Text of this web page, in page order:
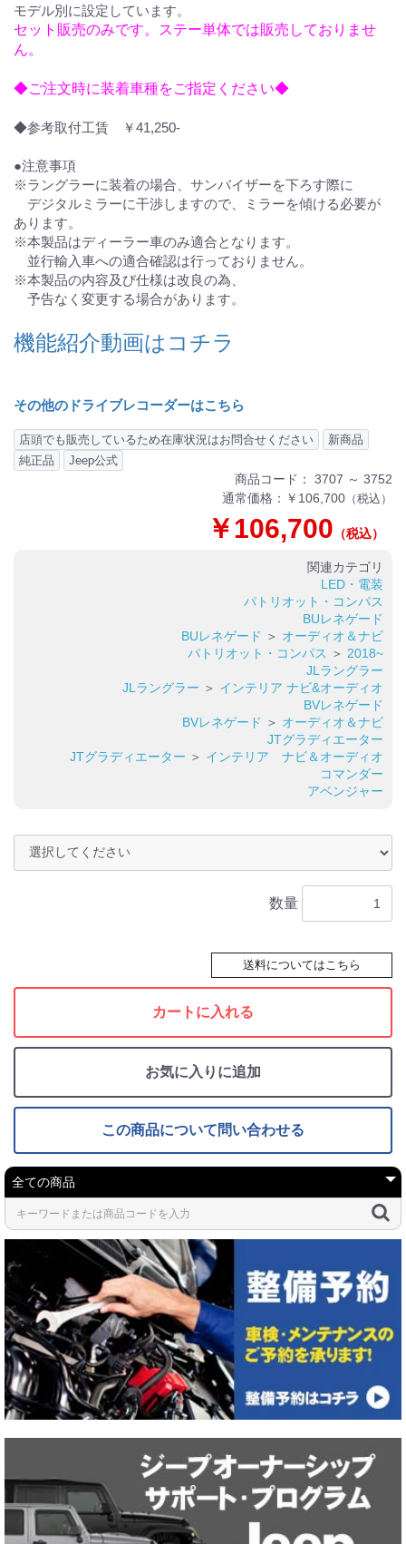
モデル別に設定しています。
セット販売のみです。ステー単体では販売しておりませ
ん。
◆ご注文時に装着車種をご指定ください◆
◆参考取付工賃 ￥41,250-
●注意事項
※ラングラーに装着の場合、サンバイザーを下ろす際に
デジタルミラーに干渉しますので、ミラーを傾ける必要が
あります。
※本製品はディーラー車のみ適合となります。
並行輸入車への適合確認は行っておりません。
※本製品の内容及び仕様は改良の為、
予告なく変更する場合があります。
機能紹介動画はコチラ
その他のドライブレコーダーはこちら
店頭でも販売しているため在庫状況はお問合せください
新商品
純正品
Jeep公式
商品コード： 3707 ～ 3752
通常価格： ￥106,700 （税込）
￥106,700 （税込）
関連カテゴリ
LED・電装
パトリオット・コンパス
BUレネゲード
BUレネゲード ＞ オーディオ＆ナビ
パトリオット・コンパス ＞ 2018~
JLラングラー
JLラングラー ＞ インテリア ナビ&オーディオ
BVレネゲード
BVレネゲード ＞ オーディオ＆ナビ
JTグラディエーター
JTグラディエーター ＞ インテリア ナビ＆オーディオ
コマンダー
アベンジャー
数量
送料についてはこちら
カートに入れる
お気に入りに追加
この商品について問い合わせる